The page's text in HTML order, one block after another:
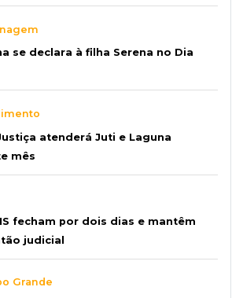
se declara à filha Serena no Dia
atenderá Juti e Laguna
mês
fecham por dois dias e mantêm
judicial
Grande